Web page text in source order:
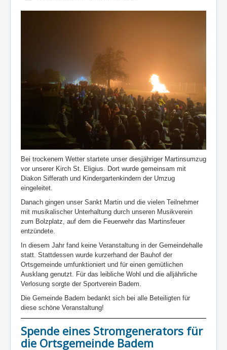
Bei trockenem Wetter startete unser diesjähriger Martinsumzug
vor unserer Kirch St. Eligius. Dort wurde gemeinsam mit
Diakon Sifferath und Kindergartenkindern der Umzug
eingeleitet.
Danach gingen unser Sankt Martin und die vielen Teilnehmer
mit musikalischer Unterhaltung durch unseren Musikverein
zum Bolzplatz, auf dem die Feuerwehr das Martinsfeuer
entzündete.
In diesem Jahr fand keine Veranstaltung in der Gemeindehalle
statt. Stattdessen wurde kurzerhand der Bauhof der
Ortsgemeinde umfunktioniert und für einen gemütlichen
Ausklang genutzt. Für das leibliche Wohl und die alljährliche
Verlosung sorgte der Sportverein Badem.
Die Gemeinde Badem bedankt sich bei alle Beteiligten für
diese schöne Veranstaltung!
Spende eines Stromgenerators für
die Ortsgemeinde Badem